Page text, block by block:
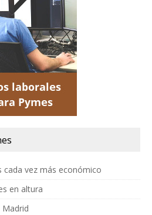
cada vez más económico
en altura